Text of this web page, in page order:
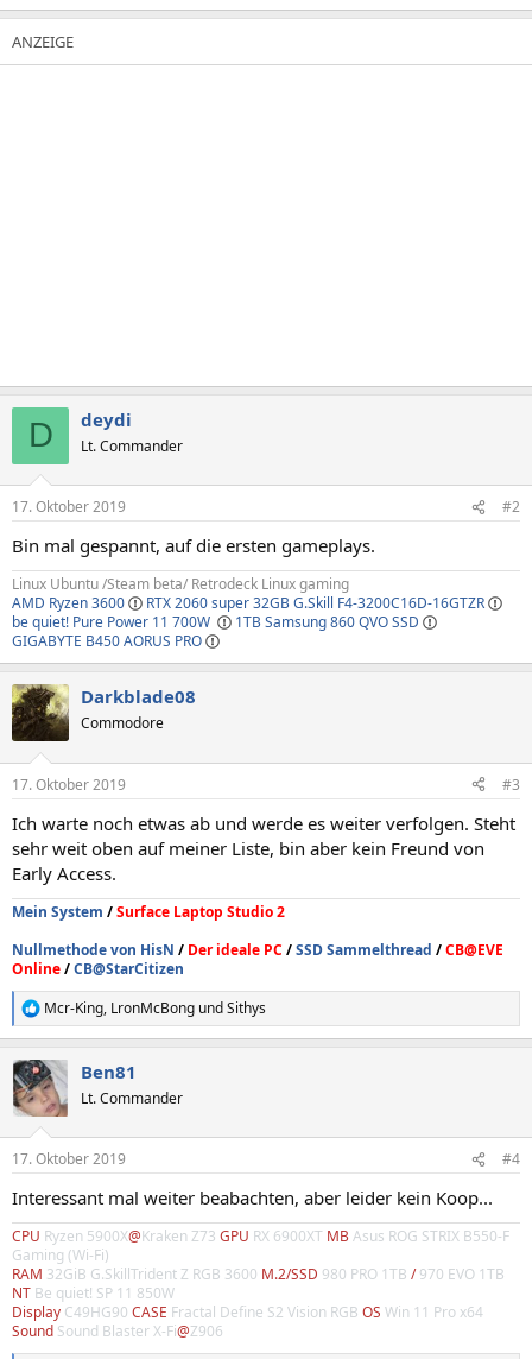
e
a
k
t
D deydi
Lt. Commander
17. Oktober 2019 #2
Bin mal gespannt, auf die ersten gameplays.
Linux Ubuntu /Steam beta/ Retrodeck Linux gaming
AMD Ryzen 3600
RTX 2060 super32GB G.Skill F4-3200C16D-16GTZR
be quiet! Pure Power 11 700W
1TB Samsung 860 QVO SSD
GIGABYTE B450 AORUS PRO
Darkblade08
Commodore
17. Oktober 2019 #3
Ich warte noch etwas ab und werde es weiter verfolgen. Steht
sehr weit oben auf meiner Liste, bin aber kein Freund von
Early Access.
Mein System /Surface Laptop Studio 2
Nullmethode von HisN / Der ideale PC /SSD Sammelthread /CB@EVE
Online/CB@StarCitizen
R
e
k
t
i
e
:
Mcr-King, LronMcBong undSithys
Ben81
Lt. Commander
17. Oktober 2019 #4
Interessant mal weiter beabachten, aber leider kein Koop...
CPU Ryzen 5900X@Kraken Z73 GPU RX 6900XT MBAsus ROG STRIX B550-F
Gaming (Wi-Fi)
RAM 32GiB G.SkillTrident Z RGB 3600 M.2/SSD 980 PRO 1TB /970 EVO 1TB
NT Be quiet! SP 11 850W
Display C49HG90 CASE Fractal Define S2 Vision RGB OS Win 11 Pro x64
Sound Sound Blaster X-Fi@Z906